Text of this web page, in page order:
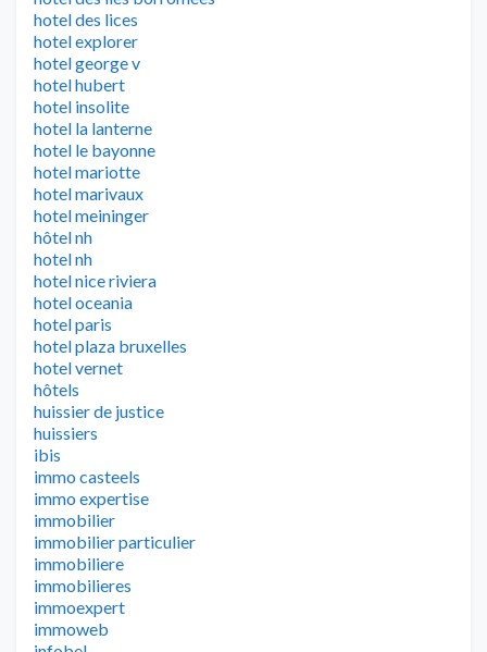
hotel des lices
hotel explorer
hotel george v
hotel hubert
hotel insolite
hotel la lanterne
hotel le bayonne
hotel mariotte
hotel marivaux
hotel meininger
hôtel nh
hotel nh
hotel nice riviera
hotel oceania
hotel paris
hotel plaza bruxelles
hotel vernet
hôtels
huissier de justice
huissiers
ibis
immo casteels
immo expertise
immobilier
immobilier particulier
immobiliere
immobilieres
immoexpert
immoweb